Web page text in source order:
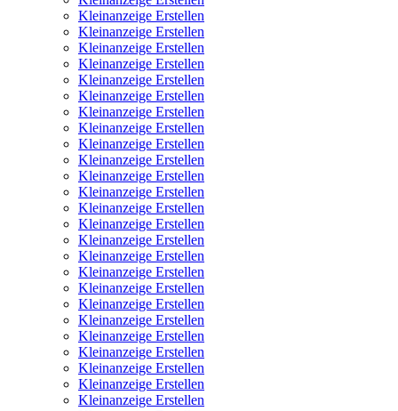
Kleinanzeige Erstellen
Kleinanzeige Erstellen
Kleinanzeige Erstellen
Kleinanzeige Erstellen
Kleinanzeige Erstellen
Kleinanzeige Erstellen
Kleinanzeige Erstellen
Kleinanzeige Erstellen
Kleinanzeige Erstellen
Kleinanzeige Erstellen
Kleinanzeige Erstellen
Kleinanzeige Erstellen
Kleinanzeige Erstellen
Kleinanzeige Erstellen
Kleinanzeige Erstellen
Kleinanzeige Erstellen
Kleinanzeige Erstellen
Kleinanzeige Erstellen
Kleinanzeige Erstellen
Kleinanzeige Erstellen
Kleinanzeige Erstellen
Kleinanzeige Erstellen
Kleinanzeige Erstellen
Kleinanzeige Erstellen
Kleinanzeige Erstellen